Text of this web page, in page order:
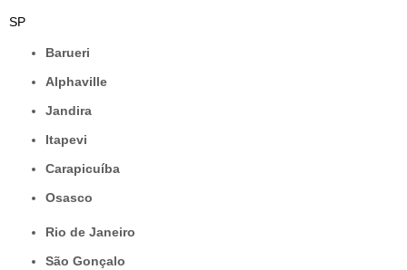
SP
Barueri
Alphaville
Jandira
Itapevi
Carapicuíba
Osasco
Rio de Janeiro
São Gonçalo